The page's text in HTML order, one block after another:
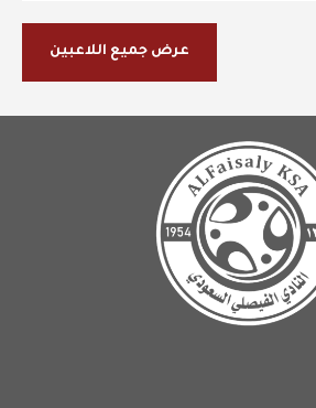
عرض جميع اللاعبين